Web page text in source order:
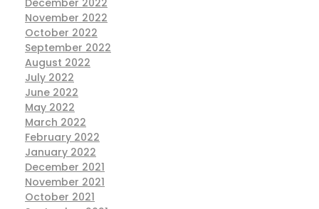
November 2022
October 2022
September 2022
August 2022
July 2022
June 2022
May 2022
March 2022
February 2022
January 2022
December 2021
November 2021
October 2021